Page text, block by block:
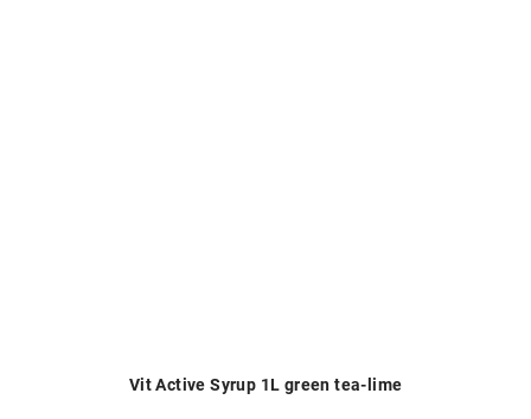
Vit Active Syrup 1L green tea-lime